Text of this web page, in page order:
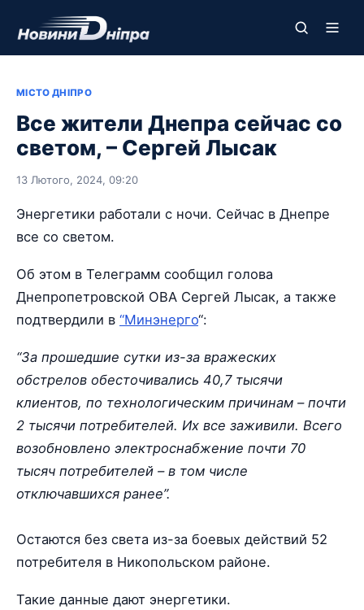
МІСТО ДНІПРО
Все жители Днепра сейчас со
светом, – Сергей Лысак
13 Лютого, 2024, 09:20
Энергетики работали с ночи. Сейчас в Днепре
все со светом.
Об этом в Телеграмм сообщил голова
Днепропетровской ОВА Сергей Лысак, а также
подтвердили в “Минэнерго“:
“За прошедшие сутки из-за вражеских
обстрелов обесточивались 40,7 тысячи
клиентов, по технологическим причинам – почти
2 тысячи потребителей. Их все заживили. Всего
возобновлено электроснабжение почти 70
тысяч потребителей – в том числе
отключавшихся ранее”.
Остаются без света из-за боевых действий 52
потребителя в Никопольском районе.
Такие данные дают энергетики.